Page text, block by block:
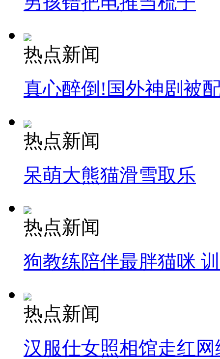
热点新闻
真心醉倒!国外神剧被
热点新闻
呆萌大熊猫滑雪取乐
热点新闻
狗教练陪伴最胖猫咪
热点新闻
汉服仕女照相馆走红网